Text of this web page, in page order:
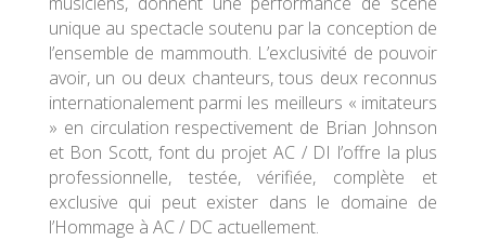
unique au spectacle soutenu par la conception de
l’ensemble de mammouth. L’exclusivité de pouvoir
avoir, un ou deux chanteurs, tous deux reconnus
internationalement parmi les meilleurs « imitateurs
» en circulation respectivement de Brian Johnson
et Bon Scott, font du projet AC / DI l’offre la plus
professionnelle, testée, vérifiée, complète et
exclusive qui peut exister dans le domaine de
l’Hommage à AC / DC actuellement.